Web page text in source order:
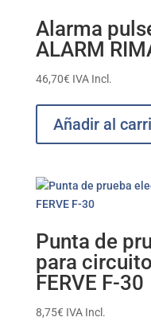
Alarma
ALARM
46,70€ IVA Incl.
Añadir al
Punta de
para
FERVE F-30
8,75€ IVA Incl.